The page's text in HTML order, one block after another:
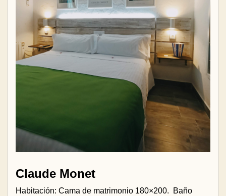
Claude Monet
Habitación: Cama de matrimonio 180×200.
Baño